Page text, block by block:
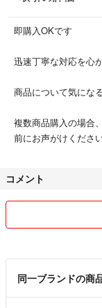
即購入OKです
迅速丁寧な対応を心
商品について気にな
複数商品購入の場合
前にお声がけくださ
コメント
同一ブランドの商